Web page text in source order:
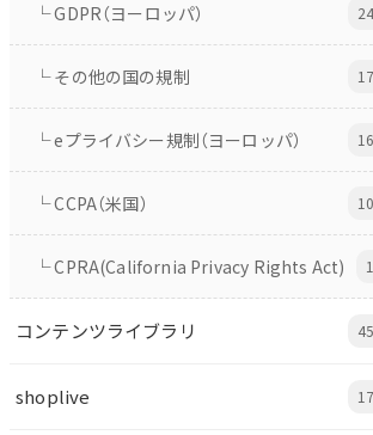
└ GDPR（ヨーロッパ） 24
└ その他の国の規制 17
└ eプライバシー規制（ヨーロッパ） 16
└ CCPA（米国） 10
└ CPRA(California Privacy Rights Act) 1
コンテンツライブラリ 45
shoplive 17